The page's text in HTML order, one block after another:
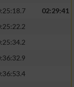
02:29:41